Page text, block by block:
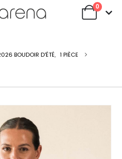
0
BOUDOIR D'ÉTÉ, 1 PIÈCE